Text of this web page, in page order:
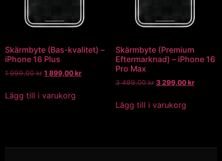
Skärmbyte (Bas-kvalitet) –
iPhone 16 Plus
1 999,00kr 1 899,00kr
Lägg till i varukorg
Skärmbyte (Premium
Eftermarknad) – iPhone 16
Pro Max
3 499,00kr 3 299,00kr
Lägg till i varukorg